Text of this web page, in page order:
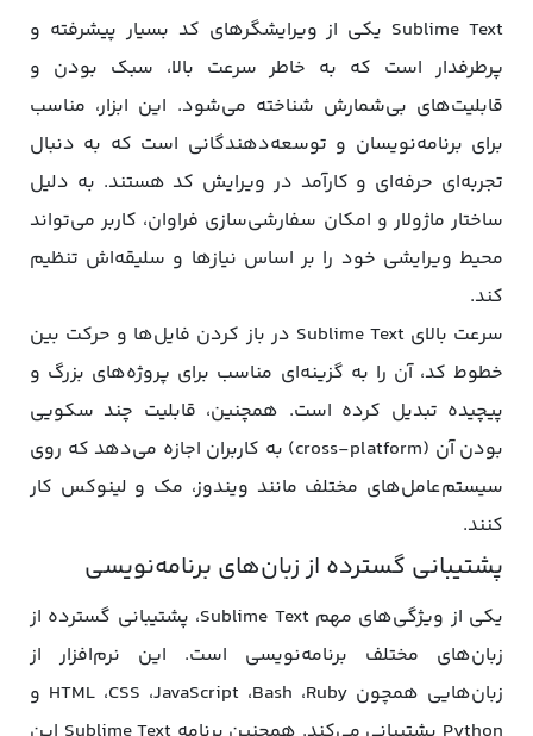
Sublime Text یکی از ویرایشگرهای کد بسیار پیشرفته و
پرطرفدار است که به خاطر سرعت بالا، سبک بودن و
قابلیت‌های بی‌شمارش شناخته می‌شود. این ابزار، مناسب
برای برنامه‌نویسان و توسعه‌دهندگانی است که به دنبال
تجربه‌ای حرفه‌ای و کارآمد در ویرایش کد هستند. به دلیل
ساختار ماژولار و امکان سفارشی‌سازی فراوان، کاربر می‌تواند
محیط ویرایشی خود را بر اساس نیازها و سلیقه‌اش تنظیم
کند.
سرعت بالای Sublime Text در باز کردن فایل‌ها و حرکت بین
خطوط کد، آن را به گزینه‌ای مناسب برای پروژه‌های بزرگ و
پیچیده تبدیل کرده است. همچنین، قابلیت چند سکویی
بودن آن (cross-platform) به کاربران اجازه می‌دهد که روی
سیستم‌عامل‌های مختلف مانند ویندوز، مک و لینوکس کار
کنند.
پشتیبانی گسترده از زبان‌های برنامه‌نویسی
یکی از ویژگی‌های مهم Sublime Text، پشتیبانی گسترده از
زبان‌های مختلف برنامه‌نویسی است. این نرم‌افزار از
زبان‌هایی همچون HTML ،CSS ،JavaScript ،Bash ،Ruby و